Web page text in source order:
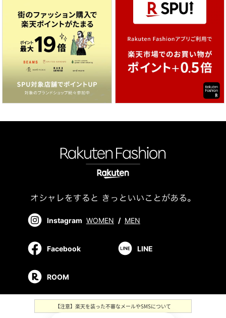
Instagram WOMEN / MEN
Facebook LINE
ROOM
【注意】楽天を装った不審なメールやSMSについて